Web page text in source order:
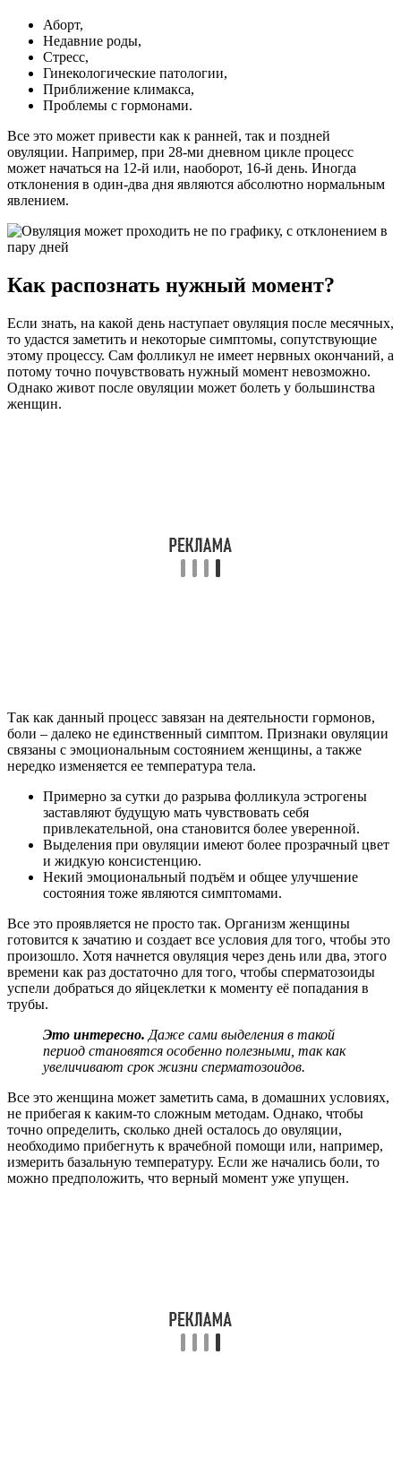
Аборт,
Недавние роды,
Стресс,
Гинекологические патологии,
Приближение климакса,
Проблемы с гормонами.
Все это может привести как к ранней, так и поздней
овуляции. Например, при 28-ми дневном цикле процесс
может начаться на 12-й или, наоборот, 16-й день. Иногда
отклонения в один-два дня являются абсолютно нормальным
явлением.
Как распознать нужный момент?
Если знать, на какой день наступает овуляция после месячных,
то удастся заметить и некоторые симптомы, сопутствующие
этому процессу. Сам фолликул не имеет нервных окончаний, а
потому точно почувствовать нужный момент невозможно.
Однако живот после овуляции может болеть у большинства
женщин.
Так как данный процесс завязан на деятельности гормонов,
боли – далеко не единственный симптом. Признаки овуляции
связаны с эмоциональным состоянием женщины, а также
нередко изменяется ее температура тела.
Примерно за сутки до разрыва фолликула эстрогены
заставляют будущую мать чувствовать себя
привлекательной, она становится более уверенной.
Выделения при овуляции имеют более прозрачный цвет
и жидкую консистенцию.
Некий эмоциональный подъём и общее улучшение
состояния тоже являются симптомами.
Все это проявляется не просто так. Организм женщины
готовится к зачатию и создает все условия для того, чтобы это
произошло. Хотя начнется овуляция через день или два, этого
времени как раз достаточно для того, чтобы сперматозоиды
успели добраться до яйцеклетки к моменту её попадания в
трубы.
Это интересно. Даже сами выделения в такой
период становятся особенно полезными, так как
увеличивают срок жизни сперматозоидов.
Все это женщина может заметить сама, в домашних условиях,
не прибегая к каким-то сложным методам. Однако, чтобы
точно определить, сколько дней осталось до овуляции,
необходимо прибегнуть к врачебной помощи или, например,
измерить базальную температуру. Если же начались боли, то
можно предположить, что верный момент уже упущен.